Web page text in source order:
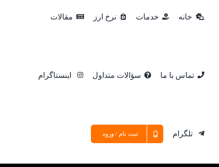
خانه خدمات نرخ ارز مقالات
تماس با ما سؤالات متداول اینستاگرام
تلگرام ثبت نام / ورود